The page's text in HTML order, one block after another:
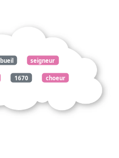
bueil seigneur
1670 choeur